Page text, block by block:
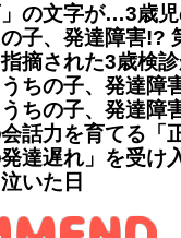
の文字が…3歳
子、発達障害!?
摘された3歳検
ちの子、発達障
うちの子、発達
話力を育てる「
発達遅れ」を受
いた日